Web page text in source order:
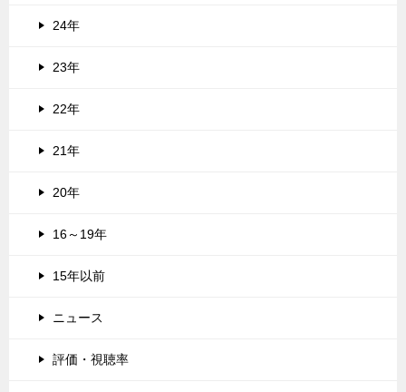
24年
23年
22年
21年
20年
16～19年
15年以前
ニュース
評価・視聴率